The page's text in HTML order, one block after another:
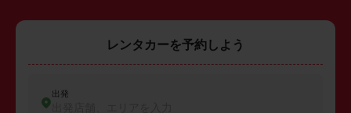
レンタカーを予約しよう
出発